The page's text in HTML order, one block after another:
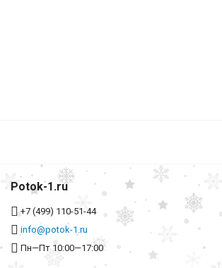
Potok-1.ru
+7 (499) 110-51-44
info@potok-1.ru
Пн—Пт 10:00—17:00